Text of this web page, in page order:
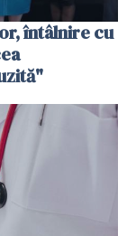
întâlnire cu